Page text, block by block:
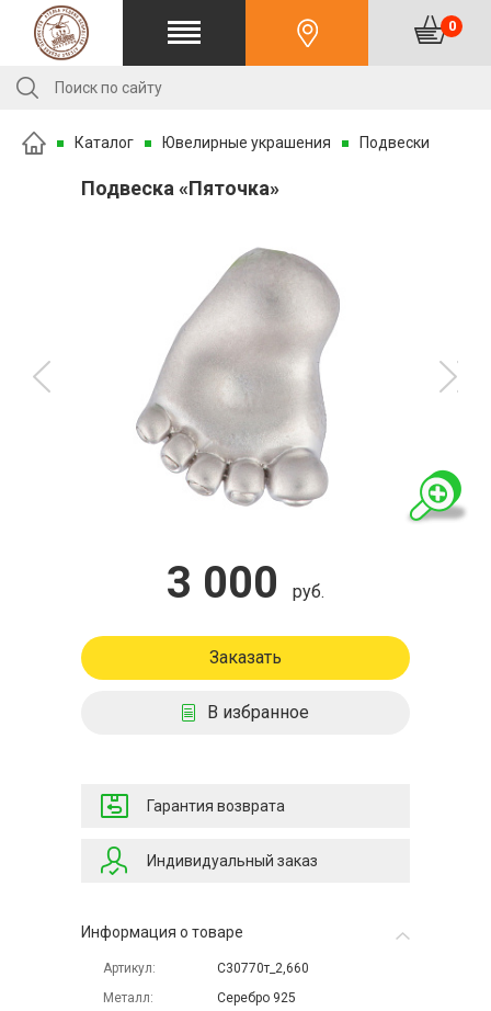
0
Каталог Ювелирные украшения Подвески
Подвеска «Пяточка»
3 000 руб.
Заказать
В избранное
Гарантия возврата
Индивидуальный заказ
Информация о товаре
Артикул
С30770т_2,660
Металл
Серебро 925